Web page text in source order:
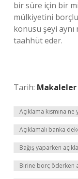
bir süre için bir
mülkiyetini
konusu şeyi
taahhüt eder.
Tarih: Makaleler
Açıklama kısmına ne
Açıklamalı banka
Bağış yaparken
Birine borç öderken